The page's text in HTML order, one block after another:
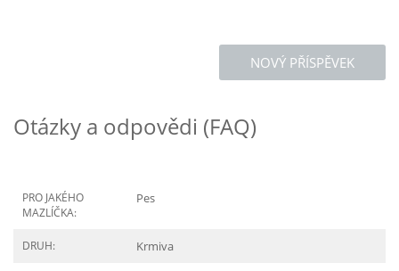
NOVÝ PŘÍSPĚVEK
Otázky a odpovědi (FAQ)
PRO JAKÉHO
MAZLÍČKA:
Pes
DRUH: Krmiva